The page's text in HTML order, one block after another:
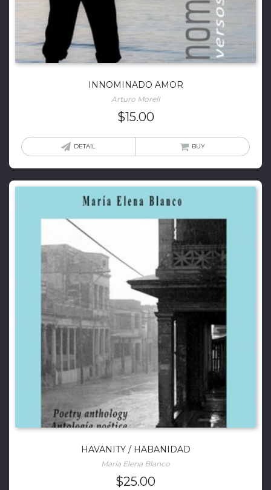
INNOMINADO AMOR
Arturo Morell
$15.00
DETAIL BUY
HAVANITY / HABANIDAD
María Elena Blanco
$25.00